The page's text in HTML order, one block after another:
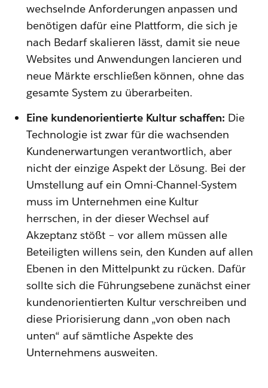
wechselnde Anforderungen anpassen und
benötigen dafür eine Plattform, die sich je
nach Bedarf skalieren lässt, damit sie neue
Websites und Anwendungen lancieren und
neue Märkte erschließen können, ohne das
gesamte System zu überarbeiten.
Eine kundenorientierte Kultur schaffen: Die
Technologie ist zwar für die wachsenden
Kundenerwartungen verantwortlich, aber
nicht der einzige Aspekt der Lösung. Bei der
Umstellung auf ein Omni-Channel-System
muss im Unternehmen eine Kultur
herrschen, in der dieser Wechsel auf
Akzeptanz stößt – vor allem müssen alle
Beteiligten willens sein, den Kunden auf allen
Ebenen in den Mittelpunkt zu rücken. Dafür
sollte sich die Führungsebene zunächst einer
kundenorientierten Kultur verschreiben und
diese Priorisierung dann „von oben nach
unten“ auf sämtliche Aspekte des
Unternehmens ausweiten.